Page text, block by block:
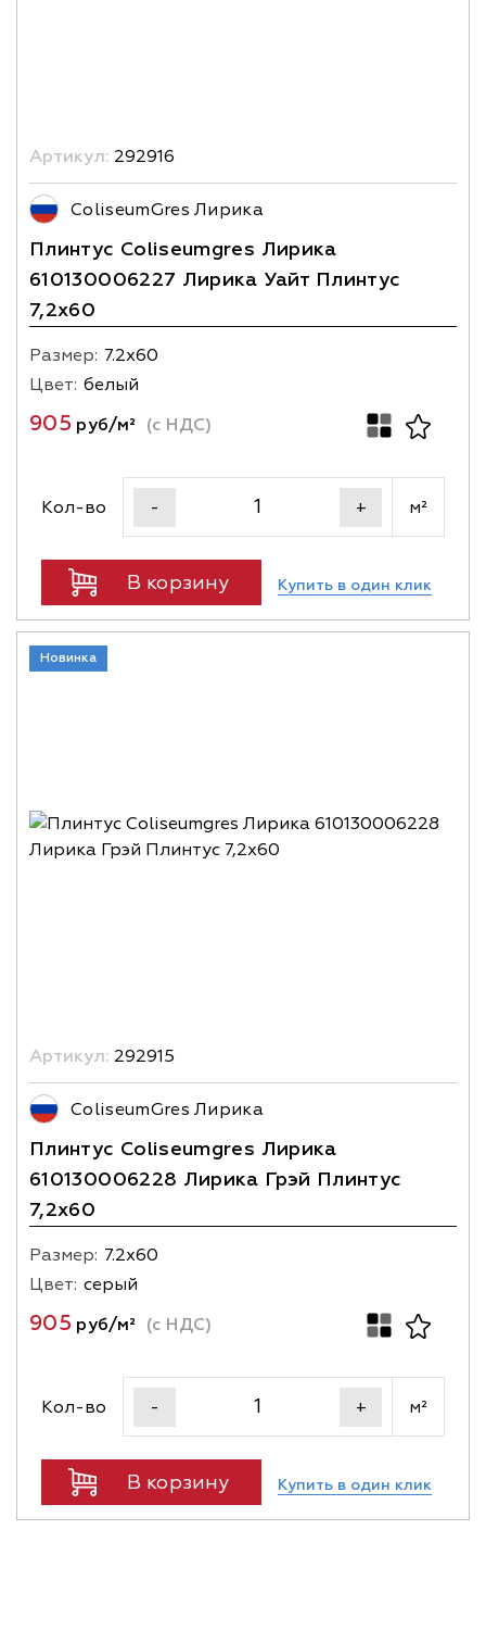
Артикул: 292916
ColiseumGres Лирика
Плинтус Coliseumgres Лирика
610130006227 Лирика Уайт Плинтус
7,2x60
Размер: 7.2х60
Цвет: белый
905руб/м² (с НДС)
Кол-во - + м²
В корзину Купить в один клик
Новинка
Артикул: 292915
ColiseumGres Лирика
Плинтус Coliseumgres Лирика
610130006228 Лирика Грэй Плинтус
7,2x60
Размер: 7.2х60
Цвет: серый
905руб/м² (с НДС)
Кол-во - + м²
В корзину Купить в один клик